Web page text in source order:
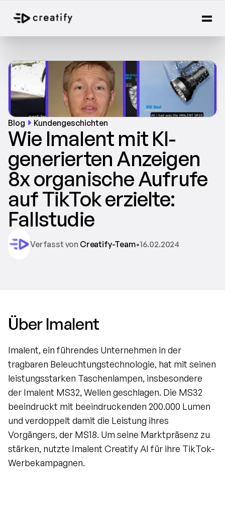
Blog Kundengeschichten
Wie Imalent mit KI-
generierten Anzeigen
8x organische Aufrufe
auf TikTok erzielte:
Fallstudie
Verfasst von Creatify-Team•16.02.2024
Über Imalent
Imalent, ein führendes Unternehmen in der
tragbaren Beleuchtungstechnologie, hat mit seinen
leistungsstarken Taschenlampen, insbesondere
der Imalent MS32, Wellen geschlagen. Die MS32
beeindruckt mit beeindruckenden 200.000 Lumen
und verdoppelt damit die Leistung ihres
Vorgängers, der MS18. Um seine Marktpräsenz zu
stärken, nutzte Imalent Creatify AI für ihre TikTok-
Werbekampagnen.